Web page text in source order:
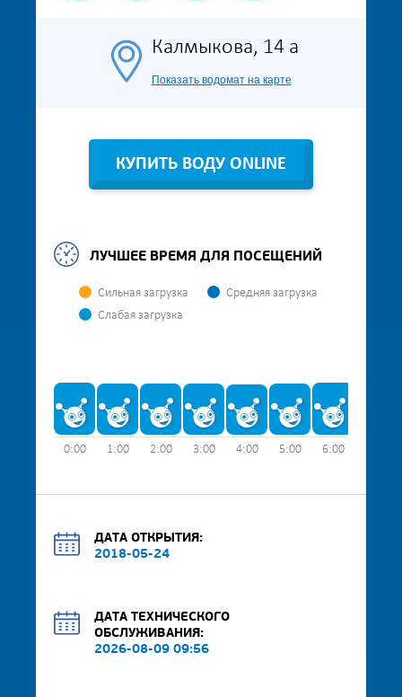
Калмыкова, 14 а
Показать водомат на карте
КУПИТЬ ВОДУ ONLINE
ЛУЧШЕЕ ВРЕМЯ ДЛЯ ПОСЕЩЕНИЙ
Сильная загрузка
Средняя загрузка
Слабая загрузка
0:00 1:00 2:00 3:00 4:00 5:00 6:00
ДАТА ОТКРЫТИЯ:
2018-05-24
ДАТА ТЕХНИЧЕСКОГО
ОБСЛУЖИВАНИЯ:
2026-08-09 09:56